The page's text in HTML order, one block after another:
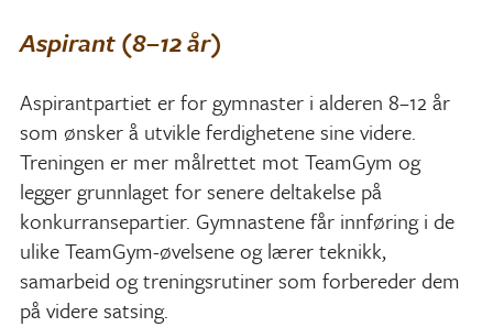
Aspirant (8–12 år)
Aspirantpartiet er for gymnaster i alderen 8–12 år
som ønsker å utvikle ferdighetene sine videre.
Treningen er mer målrettet mot TeamGym og
legger grunnlaget for senere deltakelse på
konkurransepartier. Gymnastene får innføring i de
ulike TeamGym-øvelsene og lærer teknikk,
samarbeid og treningsrutiner som forbereder dem
på videre satsing.